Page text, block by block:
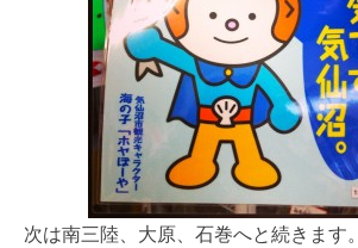
次は南三陸、大原、石巻へと続きます。